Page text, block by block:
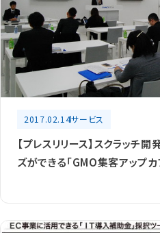
2017.02.14サービス
【プレスリリース】スクラッチ
ズができる「GMO集客アップカ